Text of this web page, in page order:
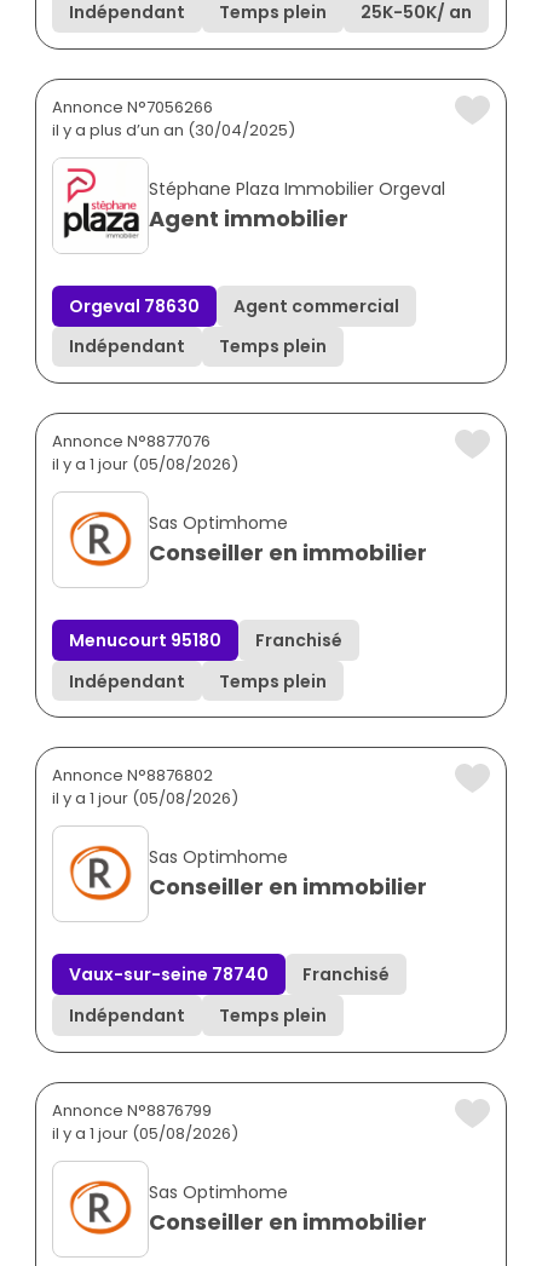
Indépendant Temps plein 25K-50K/ an
Annonce N°7056266
il y a plus d’un an (30/04/2025)
Stéphane Plaza Immobilier Orgeval
Agent immobilier
Orgeval 78630
Agent commercial
Indépendant
Temps plein
Annonce N°8877076
il y a 1 jour (05/08/2026)
Sas Optimhome
Conseiller en immobilier
Menucourt 95180
Franchisé
Indépendant
Temps plein
Annonce N°8876802
il y a 1 jour (05/08/2026)
Sas Optimhome
Conseiller en immobilier
Vaux-sur-seine 78740
Franchisé
Indépendant
Temps plein
Annonce N°8876799
il y a 1 jour (05/08/2026)
Sas Optimhome
Conseiller en immobilier